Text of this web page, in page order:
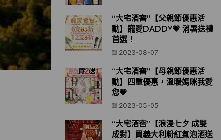
“大宅酒窖”【父親節優惠活
動】寵愛DADDY💗 消暑送禮
首選！
2023-08-07
“大宅酒窖”【母親節優惠活
動】四重優惠，溫暖媽咪我愛
您💗
2023-05-05
“大宅酒窖”【浪漫七夕 成雙
成對】買義大利粉紅氣泡酒送